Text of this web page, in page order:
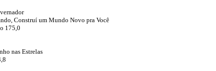
Construí um Mundo Novo pra Você
175,0
nas Estrelas